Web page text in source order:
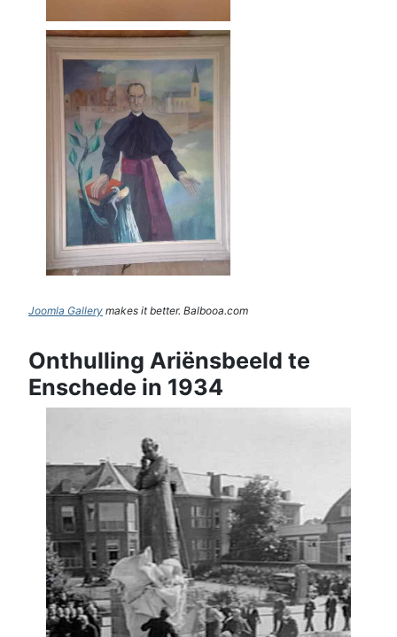
Joomla Gallery makes it better. Balbooa.com
Onthulling Ariënsbeeld te
Enschede in 1934